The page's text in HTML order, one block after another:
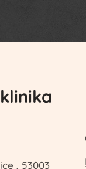
, 53003